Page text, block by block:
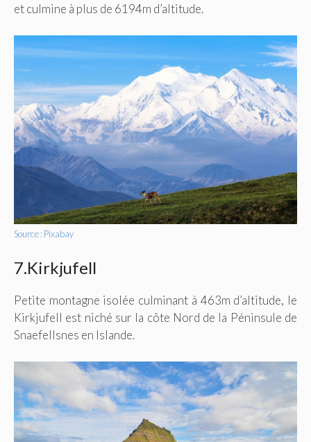
et culmine à plus de 6194m d’altitude.
Source : Pixabay
7.Kirkjufell
Petite montagne isolée culminant à 463m d’altitude, le
Kirkjufell est niché sur la côte Nord de la Péninsule de
Snaefellsnes en Islande.